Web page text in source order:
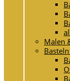
Malen